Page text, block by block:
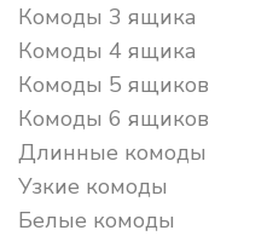
Комоды 3 ящика
Комоды 4 ящика
Комоды 5 ящиков
Комоды 6 ящиков
Длинные комоды
Узкие комоды
Белые комоды